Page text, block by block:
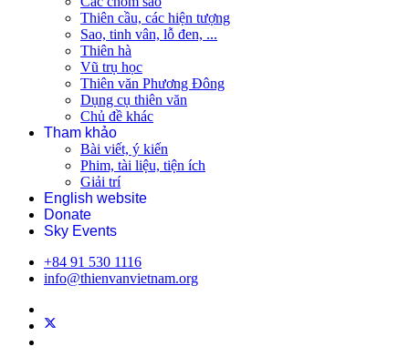
Thiên cầu, các hiện tượng
Sao, tinh vân, lỗ đen, ...
Thiên hà
Vũ trụ học
Thiên văn Phương Đông
Dụng cụ thiên văn
Chủ đề khác
Tham khảo
Bài viết, ý kiến
Phim, tài liệu, tiện ích
Giải trí
English website
Donate
Sky Events
+84 91 530 1116
info@thienvanvietnam.org